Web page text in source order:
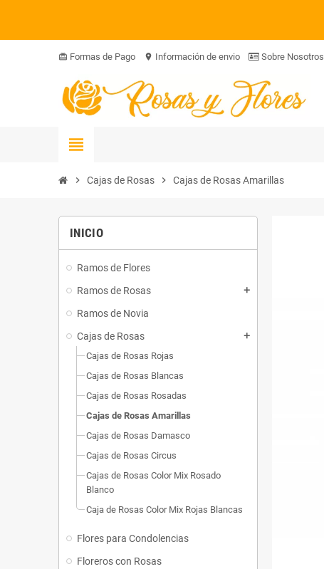
card_giftcard Formas de Pago location_on Información de envio Sobre Nosotros
view_headline
chevron_right Cajas de Rosas chevron_right Cajas de Rosas Amarillas
INICIO
Ramos de Flores
Ramos de Rosas
add
Ramos de Novia
Cajas de Rosas
add
Cajas de Rosas Rojas
Cajas de Rosas Blancas
Cajas de Rosas Rosadas
Cajas de Rosas Amarillas
Cajas de Rosas Damasco
Cajas de Rosas Circus
Cajas de Rosas Color Mix Rosado
Blanco
Caja de Rosas Color Mix Rojas Blancas
Flores para Condolencias
Floreros con Rosas